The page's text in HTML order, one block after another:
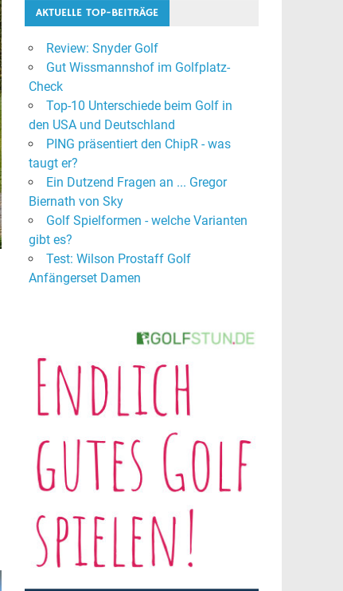
AKTUELLE TOP-BEITRÄGE
Review: Snyder Golf
Gut Wissmannshof im Golfplatz-
Check
Top-10 Unterschiede beim Golf in
den USA und Deutschland
PING präsentiert den ChipR - was
taugt er?
Ein Dutzend Fragen an ... Gregor
Biernath von Sky
Golf Spielformen - welche Varianten
gibt es?
Test: Wilson Prostaff Golf
Anfängerset Damen